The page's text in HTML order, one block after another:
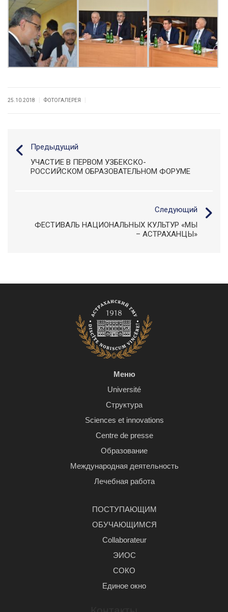
25.10.2018 ФОТОГАЛЕРЕЯ
Предыдущий
УЧАСТИЕ В ПЕРВОМ УЗБЕКСКО-
РОССИЙСКОМ ОБРАЗОВАТЕЛЬНОМ ФОРУМЕ
Следующий
ФЕСТИВАЛЬ НАЦИОНАЛЬНЫХ КУЛЬТУР «МЫ
– АСТРАХАНЦЫ»
Меню
Université
Структура
Sciences et innovations
Centre de presse
Образование
Международная деятельность
Лечебная работа
ПОСТУПАЮЩИМ
ОБУЧАЮЩИМСЯ
Сollaborateur
ЭИОС
СОКО
Единое окно